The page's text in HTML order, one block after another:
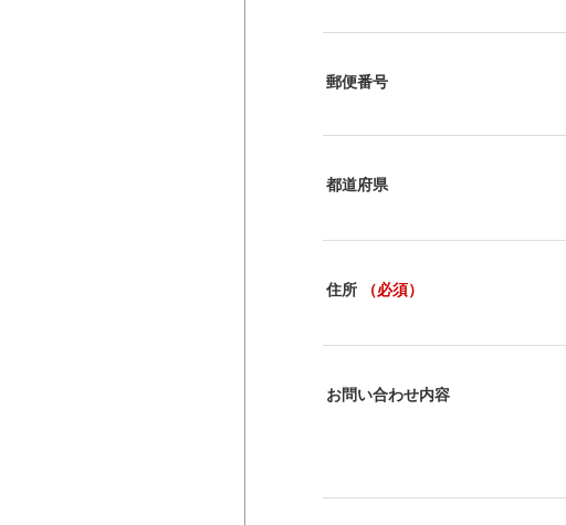
郵便番号
都道府県
住所 （必須）
お問い合わせ内容